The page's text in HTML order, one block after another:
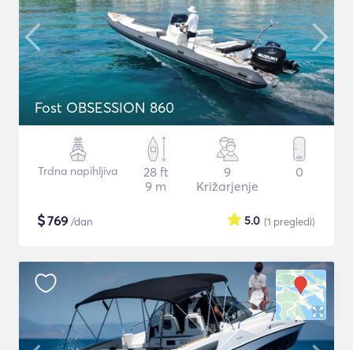
Fost OBSESSION 860
Trdna napihljiva
28 ft
9 m
9
Križarjenje
0
$769 /dan (1 pregledi)
5.0